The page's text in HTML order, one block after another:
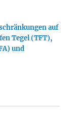
auf
Tegel (TFT),
und